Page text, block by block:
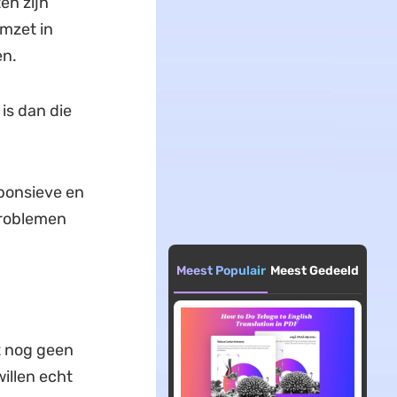
in
dan die
en
geen
echt
Meest Populair Meest Gedeeld